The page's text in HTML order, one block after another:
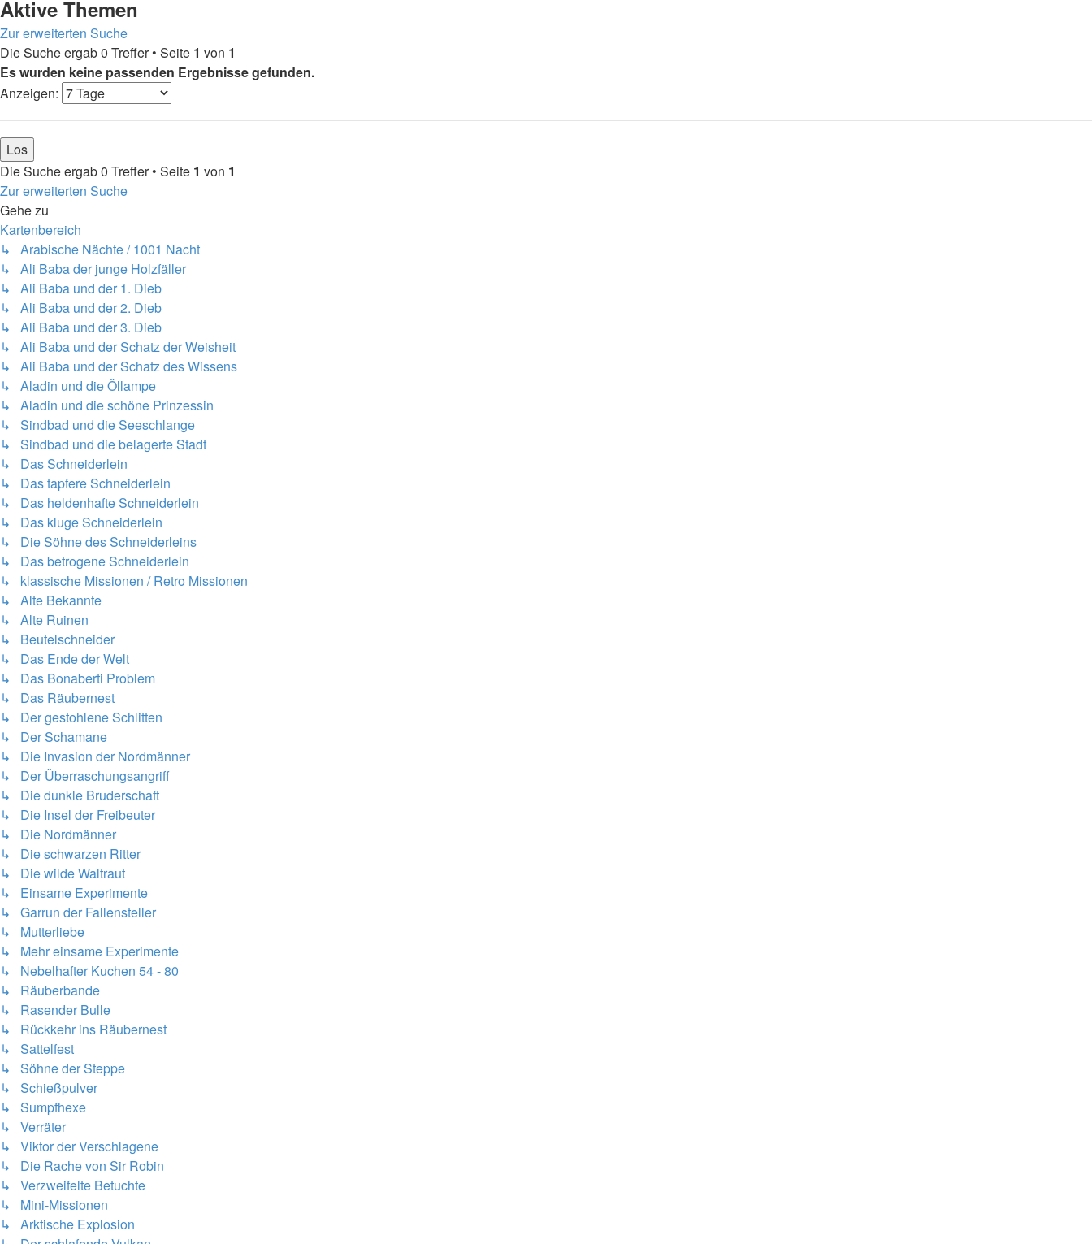
Aktive Themen
Zur erweiterten Suche
Die Suche ergab 0 Treffer • Seite 1 von 1
Es wurden keine passenden Ergebnisse gefunden.
Anzeigen:
Die Suche ergab 0 Treffer • Seite 1 von 1
Zur erweiterten Suche
Gehe zu
Kartenbereich
↳ Arabische Nächte / 1001 Nacht
↳ Ali Baba der junge Holzfäller
↳ Ali Baba und der 1. Dieb
↳ Ali Baba und der 2. Dieb
↳ Ali Baba und der 3. Dieb
↳ Ali Baba und der Schatz der Weisheit
↳ Ali Baba und der Schatz des Wissens
↳ Aladin und die Öllampe
↳ Aladin und die schöne Prinzessin
↳ Sindbad und die Seeschlange
↳ Sindbad und die belagerte Stadt
↳ Das Schneiderlein
↳ Das tapfere Schneiderlein
↳ Das heldenhafte Schneiderlein
↳ Das kluge Schneiderlein
↳ Die Söhne des Schneiderleins
↳ Das betrogene Schneiderlein
↳ klassische Missionen / Retro Missionen
↳ Alte Bekannte
↳ Alte Ruinen
↳ Beutelschneider
↳ Das Ende der Welt
↳ Das Bonaberti Problem
↳ Das Räubernest
↳ Der gestohlene Schlitten
↳ Der Schamane
↳ Die Invasion der Nordmänner
↳ Der Überraschungsangriff
↳ Die dunkle Bruderschaft
↳ Die Insel der Freibeuter
↳ Die Nordmänner
↳ Die schwarzen Ritter
↳ Die wilde Waltraut
↳ Einsame Experimente
↳ Garrun der Fallensteller
↳ Mutterliebe
↳ Mehr einsame Experimente
↳ Nebelhafter Kuchen 54 - 80
↳ Räuberbande
↳ Rasender Bulle
↳ Rückkehr ins Räubernest
↳ Sattelfest
↳ Söhne der Steppe
↳ Schießpulver
↳ Sumpfhexe
↳ Verräter
↳ Viktor der Verschlagene
↳ Die Rache von Sir Robin
↳ Verzweifelte Betuchte
↳ Mini-Missionen
↳ Arktische Explosion